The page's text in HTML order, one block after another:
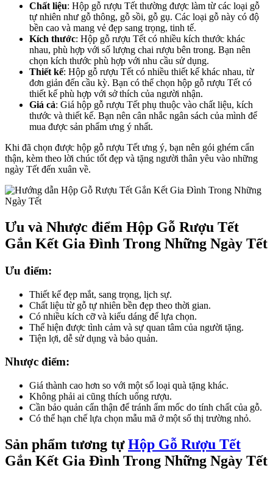
Chất liệu: Hộp gỗ rượu Tết thường được làm từ các loại gỗ
tự nhiên như gỗ thông, gỗ sồi, gỗ gụ. Các loại gỗ này có độ
bền cao và mang vẻ đẹp sang trọng, tinh tế.
Kích thước: Hộp gỗ rượu Tết có nhiều kích thước khác
nhau, phù hợp với số lượng chai rượu bên trong. Bạn nên
chọn kích thước phù hợp với nhu cầu sử dụng.
Thiết kế: Hộp gỗ rượu Tết có nhiều thiết kế khác nhau, từ
đơn giản đến cầu kỳ. Bạn có thể chọn hộp gỗ rượu Tết có
thiết kế phù hợp với sở thích của người nhận.
Giá cả: Giá hộp gỗ rượu Tết phụ thuộc vào chất liệu, kích
thước và thiết kế. Bạn nên cân nhắc ngân sách của mình để
mua được sản phẩm ưng ý nhất.
Khi đã chọn được hộp gỗ rượu Tết ưng ý, bạn nên gói ghém cẩn
thận, kèm theo lời chúc tốt đẹp và tặng người thân yêu vào những
ngày Tết đến xuân về.
Ưu và Nhược điểm Hộp Gỗ Rượu Tết
Gắn Kết Gia Đình Trong Những Ngày Tết
Ưu điểm:
Thiết kế đẹp mắt, sang trọng, lịch sự.
Chất liệu từ gỗ tự nhiên bền đẹp theo thời gian.
Có nhiều kích cỡ và kiểu dáng để lựa chọn.
Thể hiện được tình cảm và sự quan tâm của người tặng.
Tiện lợi, dễ sử dụng và bảo quản.
Nhược điểm:
Giá thành cao hơn so với một số loại quà tặng khác.
Không phải ai cũng thích uống rượu.
Cần bảo quản cẩn thận để tránh ẩm mốc do tính chất của gỗ.
Có thể hạn chế lựa chọn mẫu mã ở một số thị trường nhỏ.
Sản phẩm tương tựHộp Gỗ Rượu Tết
Gắn Kết Gia Đình Trong Những Ngày Tết